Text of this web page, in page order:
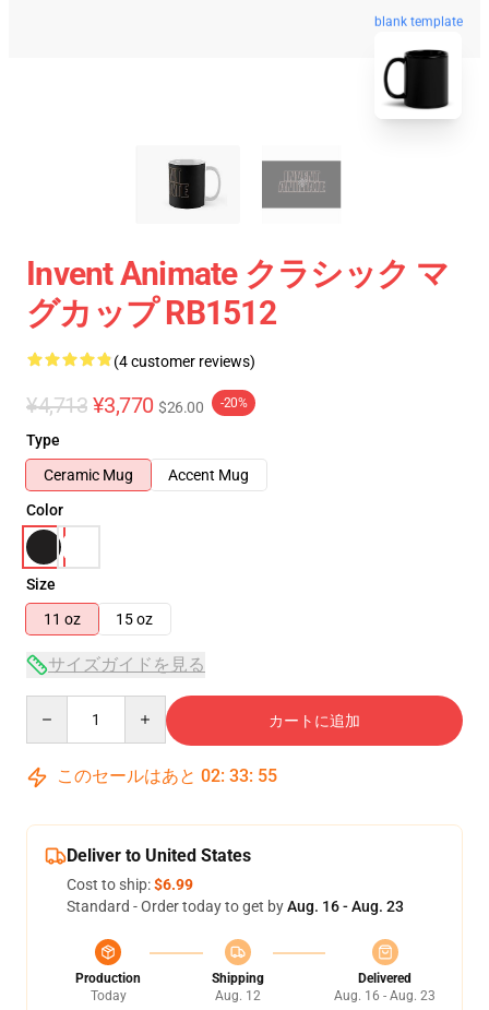
blank template
Invent Animate クラシック マ
グカップ RB1512
(4 customer reviews)
¥4,713 ¥3,770 $26.00 -20%
Type
Ceramic Mug
Accent Mug
Color
Size
11 oz
15 oz
サイズガイドを見る
カートに追加
このセールはあと 02: 33: 54
Deliver to United States
Cost to ship:$6.99
Standard - Order today to get byAug. 16 - Aug. 23
Production
Today
Shipping
Aug. 12
Delivered
Aug. 16 - Aug. 23